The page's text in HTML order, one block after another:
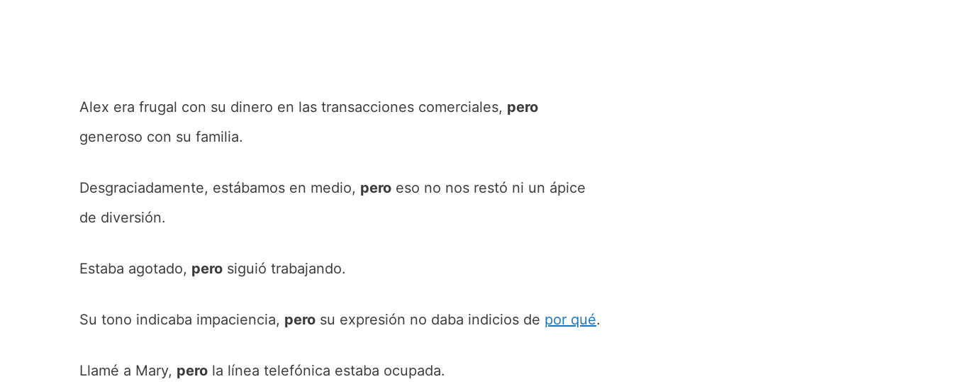
Alex era frugal con su dinero en las transacciones comerciales, pero
generoso con su familia.
Desgraciadamente, estábamos en medio, pero eso no nos restó ni un ápice
de diversión.
Estaba agotado, pero siguió trabajando.
Su tono indicaba impaciencia, pero su expresión no daba indicios de por qué.
Llamé a Mary, pero la línea telefónica estaba ocupada.